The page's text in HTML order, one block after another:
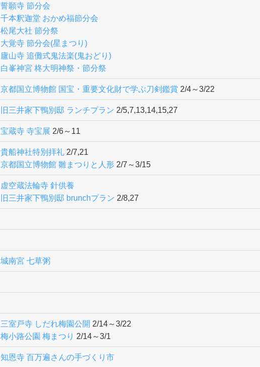
誓願寺 節分会
千本釈迦堂 おかめ福節分会
松尾大社 節分祭
大覚寺 節分会(星まつり)
廬山寺 追儺式鬼法楽(鬼おどり)
白峯神宮 柊大明神祭・節分祭
京都国立博物館 国宝・重要文化財で学ぶ刀剣鑑賞 2/4～3/22
旧三井家下鴨別邸 ランチプラン 2/5,7,13,14,15,27
宝蔵寺 寺宝展 2/6～11
貴船神社特別拝礼 2/7,21
京都国立博物館 雛まつりと人形 2/7～3/15
虚空蔵法輪寺 針供養
旧三井家下鴨別邸 brunchプラン 2/8,27
城南宮 七草粥
三室戸寺 しだれ梅園公開 2/14～3/22
梅小路公園 梅まつり 2/14～3/1
知恩寺 百万遍さんの手づくり市